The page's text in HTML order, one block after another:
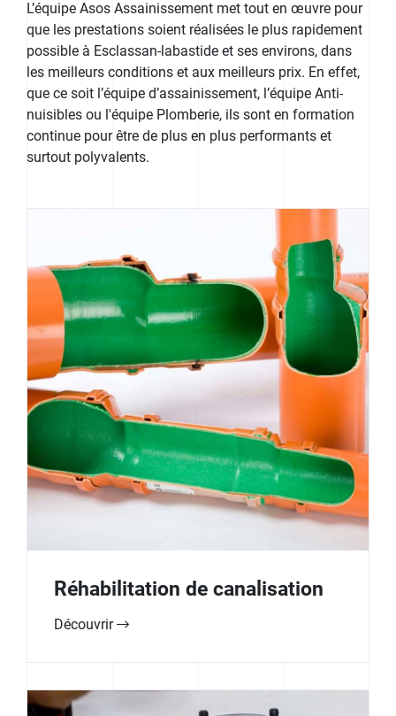
L’équipe Asos Assainissement met tout en œuvre pour
que les prestations soient réalisées le plus rapidement
possible à Esclassan-labastide et ses environs, dans
les meilleurs conditions et aux meilleurs prix. En effet,
que ce soit l’équipe d’assainissement, l’équipe Anti-
nuisibles ou l'équipe Plomberie, ils sont en formation
continue pour être de plus en plus performants et
surtout polyvalents.
Réhabilitation de canalisation
Découvrir